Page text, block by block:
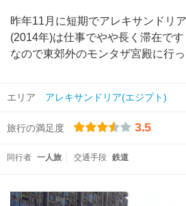
昨年11月に短期でアレキサンドリ
(2014年)は仕事でやや長く滞在で
なので東郊外のモンタザ宮殿に行っ
エリア アレキサンドリア(エジプト)
旅行の満足度 3.5
同行者 一人旅 交通手段 鉄道